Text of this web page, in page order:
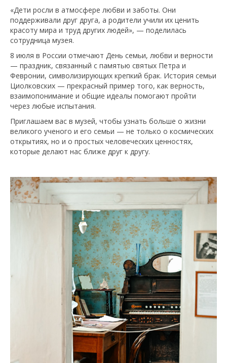
«Дети росли в атмосфере любви и заботы. Они
поддерживали друг друга, а родители учили их ценить
красоту мира и труд других людей», — поделилась
сотрудница музея.
8 июля в России отмечают День семьи, любви и верности
— праздник, связанный с памятью святых Петра и
Февронии, символизирующих крепкий брак. История семьи
Циолковских — прекрасный пример того, как верность,
взаимопонимание и общие идеалы помогают пройти
через любые испытания.
Приглашаем вас в музей, чтобы узнать больше о жизни
великого ученого и его семьи — не только о космических
открытиях, но и о простых человеческих ценностях,
которые делают нас ближе друг к другу.